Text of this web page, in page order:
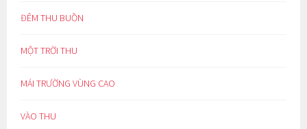
ĐÊM THU BUỒN
MỘT TRỜI THU
MÁI TRƯỜNG VÙNG CAO
VÀO THU